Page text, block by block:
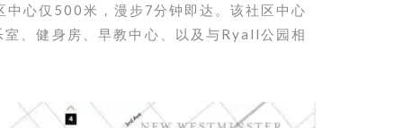
心仅500米，漫步7分钟即达。该社区中心
、健身房、早教中心、以及与Ryall公园相